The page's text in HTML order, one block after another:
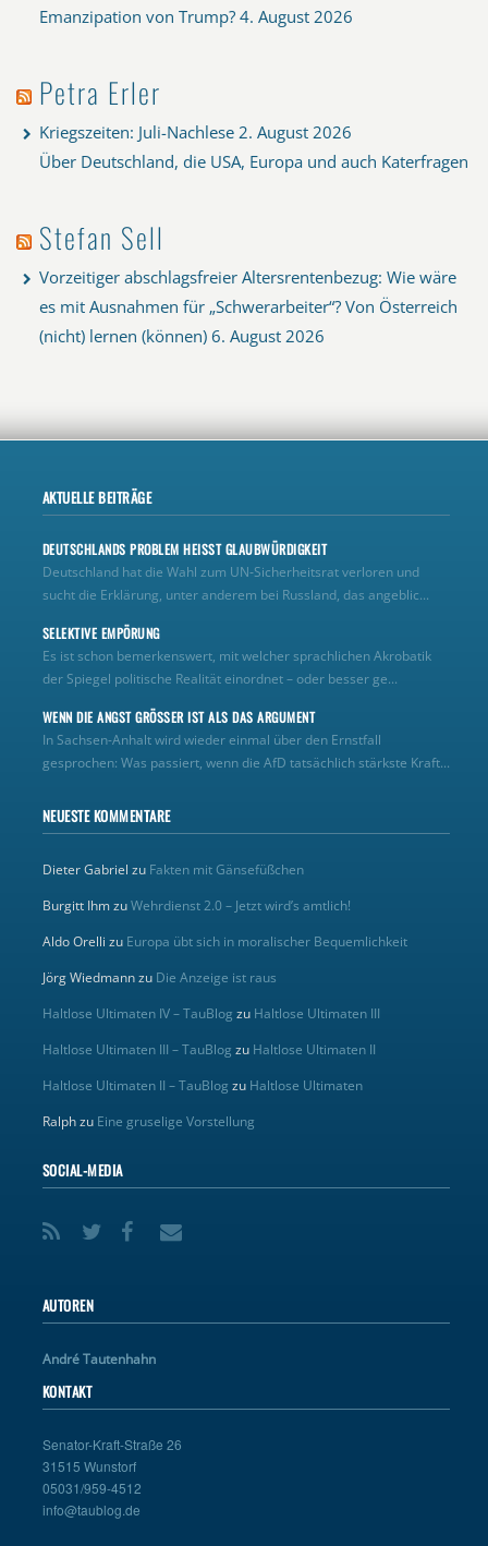
Emanzipation von Trump? 4. August 2026
Petra Erler
Kriegszeiten: Juli-Nachlese 2. August 2026
Über Deutschland, die USA, Europa und auch Katerfragen
Stefan Sell
Vorzeitiger abschlagsfreier Altersrentenbezug: Wie wäre
es mit Ausnahmen für „Schwerarbeiter“? Von Österreich
(nicht) lernen (können) 6. August 2026
AKTUELLE BEITRÄGE
DEUTSCHLANDS PROBLEM HEISST GLAUBWÜRDIGKEIT
Deutschland hat die Wahl zum UN‑Sicherheitsrat verloren und
sucht die Erklärung, unter anderem bei Russland, das angeblic...
SELEKTIVE EMPÖRUNG
Es ist schon bemerkenswert, mit welcher sprachlichen Akrobatik
der Spiegel politische Realität einordnet – oder besser ge...
WENN DIE ANGST GRÖSSER IST ALS DAS ARGUMENT
In Sachsen-Anhalt wird wieder einmal über den Ernstfall
gesprochen: Was passiert, wenn die AfD tatsächlich stärkste Kraft...
NEUESTE KOMMENTARE
Dieter Gabriel zu Fakten mit Gänsefüßchen
Burgitt IhmzuWehrdienst 2.0 – Jetzt wird’s amtlich!
Aldo Orelli zu Europa übt sich in moralischer Bequemlichkeit
Jörg Wiedmannzu Die Anzeige ist raus
Haltlose Ultimaten IV – TauBlog zu Haltlose Ultimaten III
Haltlose Ultimaten III – TauBlog zu Haltlose Ultimaten II
Haltlose Ultimaten II – TauBlog zu Haltlose Ultimaten
Ralphzu Eine gruselige Vorstellung
SOCIAL-MEDIA
AUTOREN
André Tautenhahn
KONTAKT
Senator-Kraft-Straße 26
31515 Wunstorf
05031/959-4512
info@taublog.de